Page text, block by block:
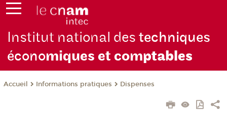
Institut national destechniques
économiques et comptables
Accueil Informations pratiques Dispenses